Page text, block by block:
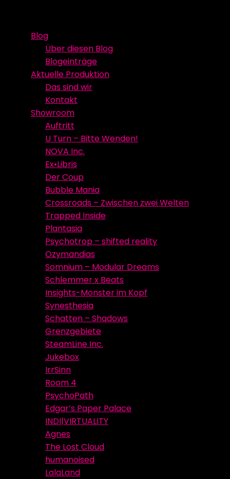
contentBlog
Über diesen Blog
Blogeinträge
Aktuelle Produktion
Das sind wir
Kontakt
Showroom
Auftritt
U Turn – Bitte Wenden!
NOVA Inc.
Ex•Libris
Der Coup
Bubble Mania
Crossroads – Zwischen zwei Welten
Trapped Inside
Plantasia
Psychotrop – shifted reality
Ozymandias
Somnium – Modular Dreams
Schlemmer x Beats
Insights-Monster im Kopf
Synesthesia
Schatten – Shadows
Grenzgebiete
SteamLine Inc.
Jukebox
IrrSinn
Room 4
PsychoPath
Edgar’s Paper Palace
INDI|VIRTUALITY
Agnes
The Lost Cloud
humanoised
LalaLand